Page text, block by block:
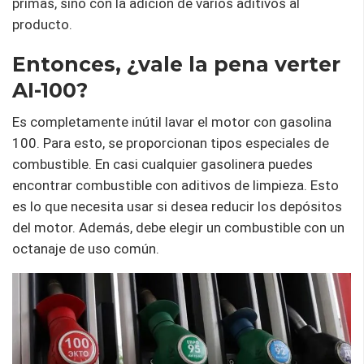
producto.
Entonces, ¿vale la pena verter
AI-100?
Es completamente inútil lavar el motor con gasolina
100. Para esto, se proporcionan tipos especiales de
combustible. En casi cualquier gasolinera puedes
encontrar combustible con aditivos de limpieza. Esto
es lo que necesita usar si desea reducir los depósitos
del motor. Además, debe elegir un combustible con un
octanaje de uso común.